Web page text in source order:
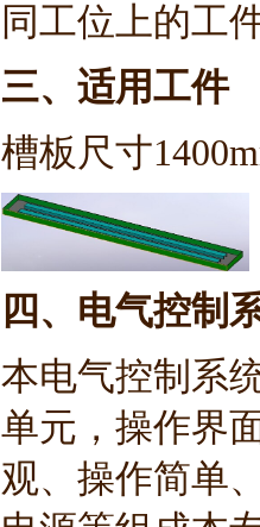
同工位上的工
三、适用工件
槽板尺寸
四、电气控制
本电气控制系
单元，操作界
观、操作简单